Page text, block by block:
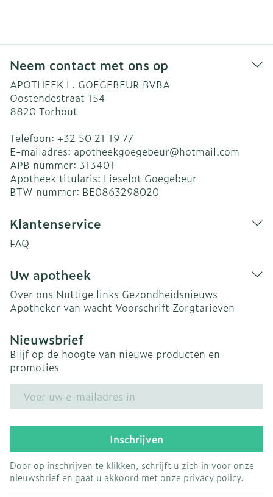
Neem contact met ons op
APOTHEEK L. GOEGEBEUR BVBA
Oostendestraat 154
8820 Torhout
Telefoon: +32 50 21 19 77
E-mailadres: apotheekgoegebeur@hotmail.com
APB nummer: 313401
Apotheek titularis: Lieselot Goegebeur
BTW nummer: BE0863298020
Klantenservice
FAQ
Uw apotheek
Over ons Nuttige links Gezondheidsnieuws
Apotheker van wacht Voorschrift Zorgtarieven
Nieuwsbrief
Blijf op de hoogte van nieuwe producten en
promoties
Inschrijven
Door op inschrijven te klikken, schrijft u zich in voor onze
nieuwsbrief en gaat u akkoord met onze privacy policy.